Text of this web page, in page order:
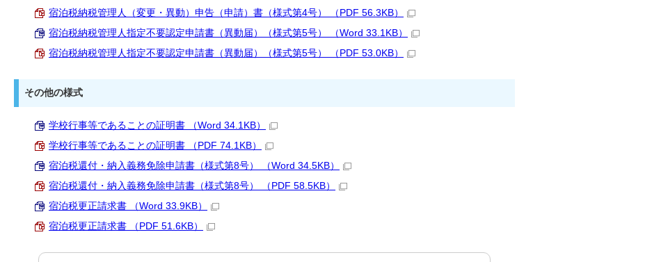
宿泊税納税管理人（変更・異動）申告（申請）書（様式第4号） （PDF 56.3KB）
宿泊税納税管理人指定不要認定申請書（異動届）（様式第5号） （Word 33.1KB）
宿泊税納税管理人指定不要認定申請書（異動届）（様式第5号） （PDF 53.0KB）
その他の様式
学校行事等であることの証明書 （Word 34.1KB）
学校行事等であることの証明書 （PDF 74.1KB）
宿泊税還付・納入義務免除申請書（様式第8号） （Word 34.5KB）
宿泊税還付・納入義務免除申請書（様式第8号） （PDF 58.5KB）
宿泊税更正請求書 （Word 33.9KB）
宿泊税更正請求書 （PDF 51.6KB）